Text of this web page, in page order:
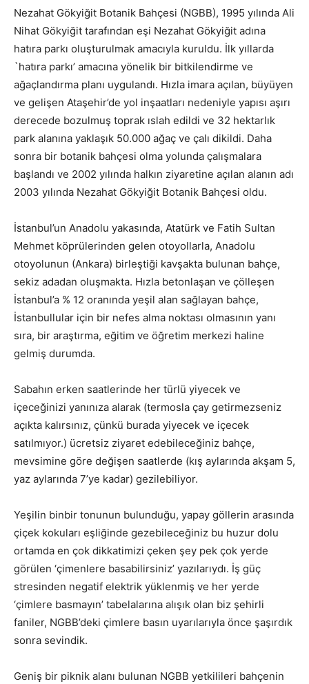
Nezahat Gökyiğit Botanik Bahçesi (NGBB), 1995 yılında Ali
Nihat Gökyiğit tarafından eşi Nezahat Gökyiğit adına
hatıra parkı oluşturulmak amacıyla kuruldu. İlk yıllarda
`hatıra parkı’ amacına yönelik bir bitkilendirme ve
ağaçlandırma planı uygulandı. Hızla imara açılan, büyüyen
ve gelişen Ataşehir’de yol inşaatları nedeniyle yapısı aşırı
derecede bozulmuş toprak ıslah edildi ve 32 hektarlık
park alanına yaklaşık 50.000 ağaç ve çalı dikildi. Daha
sonra bir botanik bahçesi olma yolunda çalışmalara
başlandı ve 2002 yılında halkın ziyaretine açılan alanın adı
2003 yılında Nezahat Gökyiğit Botanik Bahçesi oldu.
İstanbul’un Anadolu yakasında, Atatürk ve Fatih Sultan
Mehmet köprülerinden gelen otoyollarla, Anadolu
otoyolunun (Ankara) birleştiği kavşakta bulunan bahçe,
sekiz adadan oluşmakta. Hızla betonlaşan ve çölleşen
İstanbul’a % 12 oranında yeşil alan sağlayan bahçe,
İstanbullular için bir nefes alma noktası olmasının yanı
sıra, bir araştırma, eğitim ve öğretim merkezi haline
gelmiş durumda.
Sabahın erken saatlerinde her türlü yiyecek ve
içeceğinizi yanınıza alarak (termosla çay getirmezseniz
açıkta kalırsınız, çünkü burada yiyecek ve içecek
satılmıyor.) ücretsiz ziyaret edebileceğiniz bahçe,
mevsimine göre değişen saatlerde (kış aylarında akşam 5,
yaz aylarında 7’ye kadar) gezilebiliyor.
Yeşilin binbir tonunun bulunduğu, yapay göllerin arasında
çiçek kokuları eşliğinde gezebileceğiniz bu huzur dolu
ortamda en çok dikkatimizi çeken şey pek çok yerde
görülen ‘çimenlere basabilirsiniz’ yazılarıydı. İş güç
stresinden negatif elektrik yüklenmiş ve her yerde
‘çimlere basmayın’ tabelalarına alışık olan biz şehirli
faniler, NGBB’deki çimlere basın uyarılarıyla önce şaşırdık
sonra sevindik.
Geniş bir piknik alanı bulunan NGBB yetkilileri bahçenin